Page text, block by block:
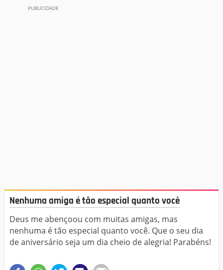
Nenhuma amiga é tão especial quanto você
Deus me abençoou com muitas amigas, mas
nenhuma é tão especial quanto você. Que o seu dia
de aniversário seja um dia cheio de alegria! Parabéns!